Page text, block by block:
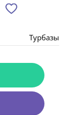
Турбазы